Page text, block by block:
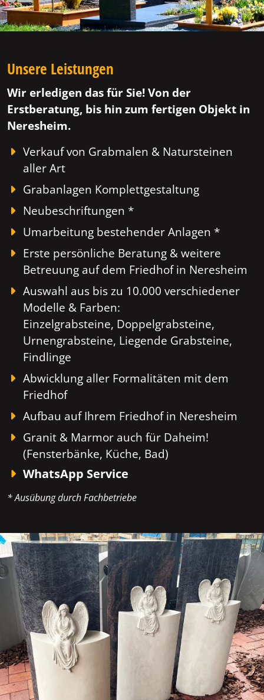
Unsere Leistungen
Wir erledigen das für Sie! Von der
Erstberatung, bis hin zum fertigen Objekt in
Neresheim.
Verkauf von Grabmalen & Natursteinen
aller Art
Grabanlagen Komplettgestaltung
Neubeschriftungen *
Umarbeitung bestehender Anlagen *
Erste persönliche Beratung & weitere
Betreuung auf dem Friedhof in Neresheim
Auswahl aus bis zu 10.000 verschiedener
Modelle & Farben:
Einzelgrabsteine, Doppelgrabsteine,
Urnengrabsteine, Liegende Grabsteine,
Findlinge
Abwicklung aller Formalitäten mit dem
Friedhof
Aufbau auf Ihrem Friedhof in Neresheim
Granit & Marmor auch für Daheim!
(Fensterbänke, Küche, Bad)
WhatsApp Service
* Ausübung durch Fachbetriebe